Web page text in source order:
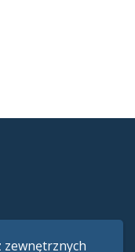
zewnętrznych